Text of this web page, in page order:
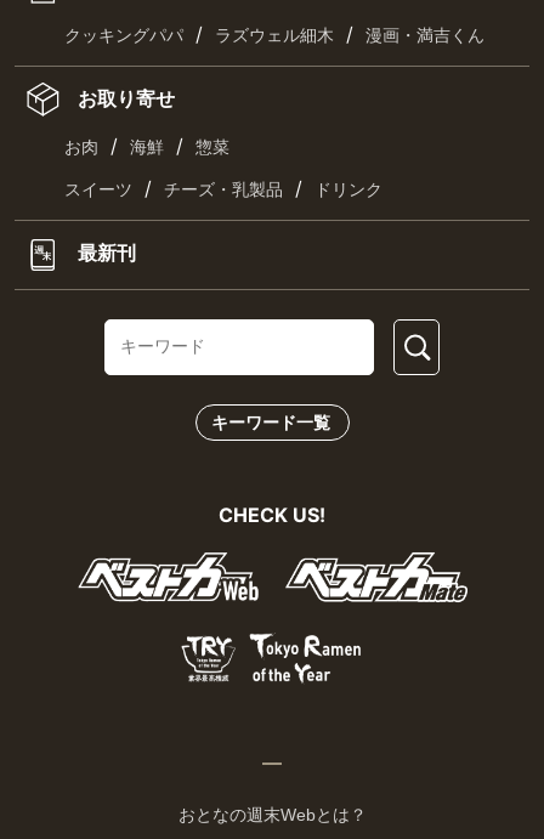
クッキングパパ / ラズウェル細木 / 漫画・満吉くん
お取り寄せ
お肉 / 海鮮 / 惣菜
スイーツ / チーズ・乳製品 / ドリンク
最新刊
キーワード一覧
CHECK US!
おとなの週末Webとは？